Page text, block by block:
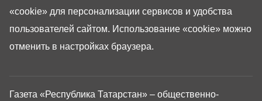
Газета «Республика Татарстан» – общественно-
«cookie» для персонализации сервисов и удобства
пользователей сайтом. Использование «cookie» можно
отменить в настройках браузера.